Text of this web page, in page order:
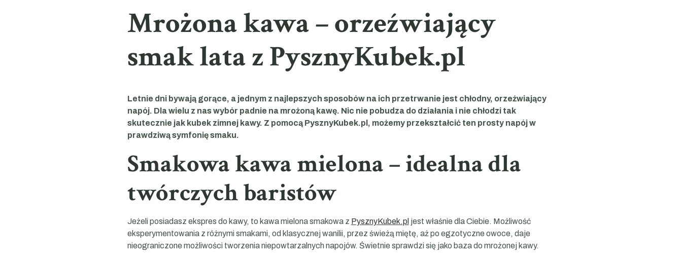
Mrożona kawa – orzeźwiający
smak lata z PysznyKubek.pl
Letnie dni bywają gorące, a jednym z najlepszych sposobów na ich przetrwanie jest chłodny, orzeźwiający
napój. Dla wielu z nas wybór padnie na mrożoną kawę. Nic nie pobudza do działania i nie chłodzi tak
skutecznie jak kubek zimnej kawy. Z pomocą PysznyKubek.pl, możemy przekształcić ten prosty napój w
prawdziwą symfonię smaku.
Smakowa kawa mielona – idealna dla
twórczych baristów
Jeżeli posiadasz ekspres do kawy, to kawa mielona smakowa z PysznyKubek.pl jest właśnie dla Ciebie. Możliwość
eksperymentowania z różnymi smakami, od klasycznej wanilii, przez świeżą miętę, aż po egzotyczne owoce, daje
nieograniczone możliwości tworzenia niepowtarzalnych napojów. Świetnie sprawdzi się jako baza do mrożonej kawy.